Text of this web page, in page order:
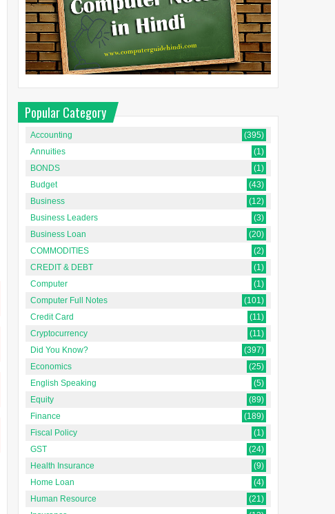
Popular Category
Accounting
(395)
Annuities
(1)
BONDS
(1)
Budget
(43)
Business
(12)
Business Leaders
(3)
Business Loan
(20)
COMMODITIES
(2)
CREDIT & DEBT
(1)
Computer
(1)
Computer Full Notes
(101)
Credit Card
(11)
Cryptocurrency
(11)
Did You Know?
(397)
Economics
(25)
English Speaking
(5)
Equity
(89)
Finance
(189)
Fiscal Policy
(1)
GST
(24)
Health Insurance
(9)
Home Loan
(4)
Human Resource
(21)